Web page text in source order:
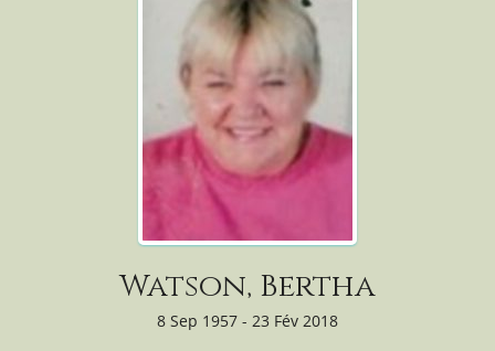
Watson, Bertha
8 Sep 1957 - 23 Fév 2018